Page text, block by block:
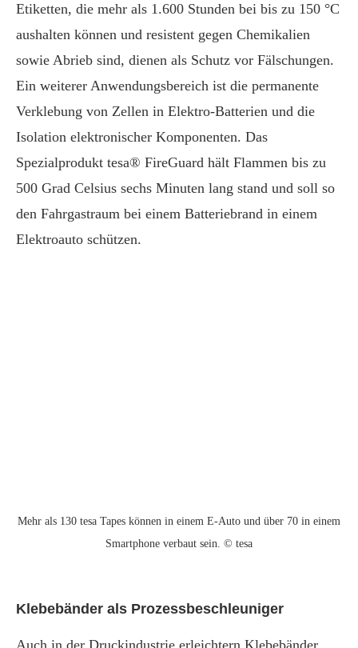
Etiketten, die mehr als 1.600 Stunden bei bis zu 150 °C
aushalten können und resistent gegen Chemikalien
sowie Abrieb sind, dienen als Schutz vor Fälschungen.
Ein weiterer Anwendungsbereich ist die permanente
Verklebung von Zellen in Elektro-Batterien und die
Isolation elektronischer Komponenten. Das
Spezialprodukt tesa® FireGuard hält Flammen bis zu
500 Grad Celsius sechs Minuten lang stand und soll so
den Fahrgastraum bei einem Batteriebrand in einem
Elektroauto schützen.
Mehr als 130 tesa Tapes können in einem E-Auto und über 70 in einem
Smartphone verbaut sein. © tesa
Klebebänder als Prozessbeschleuniger